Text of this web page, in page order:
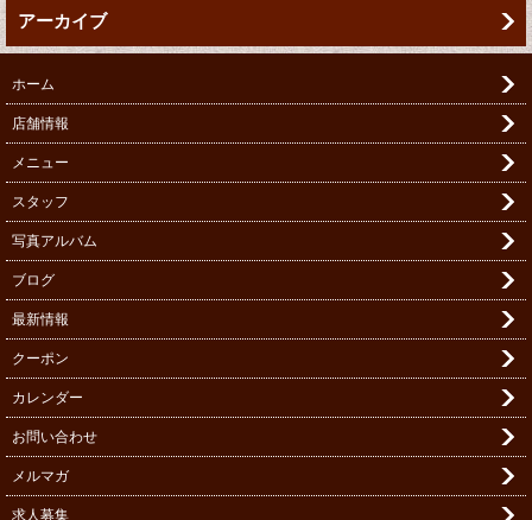
アーカイブ
ホーム
店舗情報
メニュー
スタッフ
写真アルバム
ブログ
最新情報
クーポン
カレンダー
お問い合わせ
メルマガ
求人募集